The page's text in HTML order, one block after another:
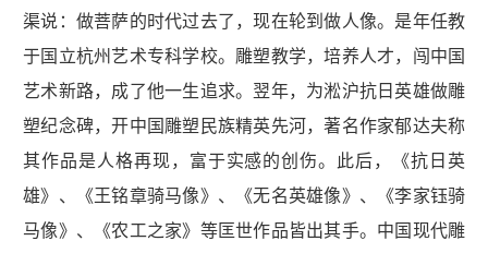
渠说：做菩萨的时代过去了，现在轮到做人像。是年任教
于国立杭州艺术专科学校。雕塑教学，培养人才，闯中国
艺术新路，成了他一生追求。翌年，为淞沪抗日英雄做雕
塑纪念碑，开中国雕塑民族精英先河，著名作家郁达夫称
其作品是人格再现，富于实感的创伤。此后，《抗日英
雄》、《王铭章骑马像》、《无名英雄像》、《李家钰骑
马像》、《农工之家》等匡世作品皆出其手。中国现代雕